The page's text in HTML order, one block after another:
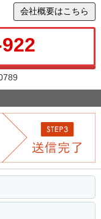
会社概要はこちら